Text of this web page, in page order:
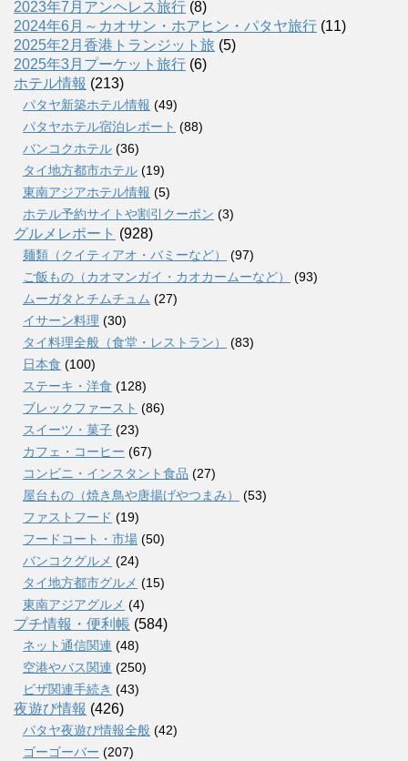
2023年7月アンヘレス旅行 (8)
2024年6月～カオサン・ホアヒン・パタヤ旅行 (11)
2025年2月香港トランジット旅 (5)
2025年3月プーケット旅行 (6)
ホテル情報 (213)
パタヤ新築ホテル情報 (49)
パタヤホテル宿泊レポート (88)
バンコクホテル (36)
タイ地方都市ホテル (19)
東南アジアホテル情報 (5)
ホテル予約サイトや割引クーポン (3)
グルメレポート (928)
麺類（クイティアオ・バミーなど）
(97)
ご飯もの（カオマンガイ・カオカームーなど）
(93)
ムーガタとチムチュム (27)
イサーン料理 (30)
タイ料理全般（食堂・レストラン）
(83)
日本食 (100)
ステーキ・洋食 (128)
ブレックファースト (86)
スイーツ・菓子 (23)
カフェ・コーヒー (67)
コンビニ・インスタント食品 (27)
屋台もの（焼き鳥や唐揚げやつまみ）
(53)
ファストフード (19)
フードコート・市場 (50)
バンコクグルメ (24)
タイ地方都市グルメ (15)
東南アジアグルメ (4)
プチ情報・便利帳 (584)
ネット通信関連 (48)
空港やバス関連 (250)
ビザ関連手続き (43)
夜遊び情報 (426)
パタヤ夜遊び情報全般 (42)
ゴーゴーバー (207)